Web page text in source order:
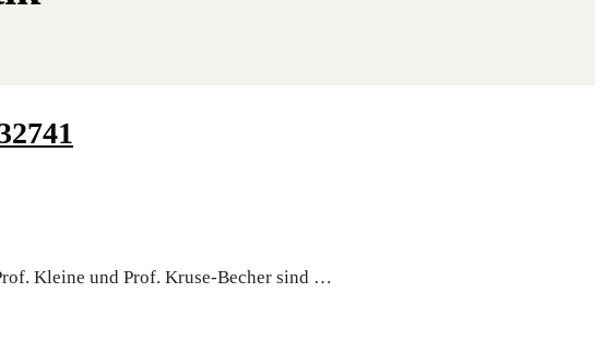
Klei­ne und Prof. Kru­se-Becher sind …